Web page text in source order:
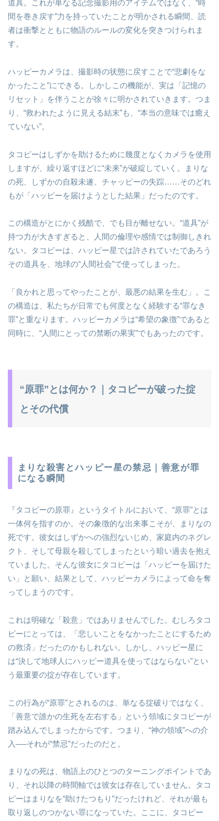
道具。これが単なる記念撮影用のアイテムではなく、“時
間を巻き戻す”力を持っていたことが明かされる瞬間、読
者は衝撃とともに物語のルールの変化を突きつけられま
す。
ハッピーカメラは、撮影時の状態に戻すことで“悲劇をな
かったこと”にできる。しかしこの機能が、実は「記憶の
リセット」を伴うことが徐々に明かされていきます。つま
り、“救われたように見える結末”も、“本当の意味では癒え
ていない”。
タコピーはしずかを助けるために幾度となくカメラを使用
しますが、繰り返すほどに“未来”が破綻していく。まりな
の死、しずかの自殺未遂、チャッピーの失踪……そのどれ
もが「ハッピーを届けようとした結果」だったのです。
この構造がとにかく残酷で、でも目が離せない。“道具”が
持つ力が大きすぎると、人間の倫理や感情では制御しきれ
ない。タコピーは、ハッピー星では許されていたであろう
その道具を、地球の“人間社会”で使ってしまった。
「良かれと思ってやったことが、最悪の結果を生む」。こ
の構造は、私たちが日常でも何度となく経験する“罪なき
罪”と重なります。ハッピーカメラは“希望の象徴”であると
同時に、“人間にとっての禁断の果実”でもあったのです。
“原罪”とは何か？｜タコピーが破った掟
とその代償
まりな殺害とハッピー星の禁忌｜善意が罪
になる瞬間
『タコピーの原罪』というタイトルにおいて、“原罪”とは
一体何を指すのか。その象徴的な出来事こそが、まりなの
死です。彼女はしずかへの強烈ないじめ、家庭内のネグレ
クト、そして母親を殺してしまったという暗い過去を抱え
ていました。そんな彼女にタコピーは「ハッピーを届けた
い」と願い、結果として、ハッピーカメラによって命を奪
ってしまうのです。
これは明確な「殺意」ではありませんでした。むしろタコ
ピーにとっては、「悲しいことをなかったことにするため
の救済」だったのかもしれない。しかし、ハッピー星に
は“決して地球人にハッピー道具を使ってはならない”とい
う最重要の掟が存在しています。
この行為が“原罪”とされるのは、単なる掟破りではなく、
「善意で誰かの生死を左右する」という領域にタコピーが
踏み込んでしまったからです。つまり、“神の領域”への介
入──それが“禁忌”だったのだと。
まりなの死は、物語上のひとつのターニングポイントであ
り、それ以降の時間軸では彼女は存在していません。タコ
ピーはまりなを“助けたつもり”だったけれど、それが最も
取り返しのつかない罪になっていた。ここに、タコピー